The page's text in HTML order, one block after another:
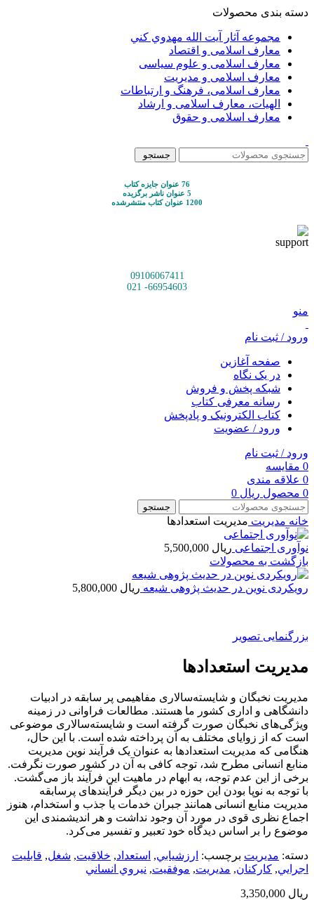
دسته بندی محصولات
مجموعه آثار آيت الله مهدوي كني
معارف اسلامی و اقتصاد
معارف اسلامی و علوم سیاسی
معارف اسلامی و مدیریت
معارف اسلامی، فرهنگ و ارتباطات
الهیات، معارف اسلامی و ارشاد
معارف اسلامی و حقوق
جستجو
76 عنوان جایزه کتاب
5 عنوان ناشر برگزیده
1200 عنوان کتاب منتشرشده
09106067411
66954603- 021
منو
ورود / ثبت نام
صفحه آغازین
در یک نگاه
شبکه پخش و فروش
رسانه معرفی کتاب
کتاب الکترونیک و پادپخش
ورود / عضویت
ورود / ثبت نام
0 مقایسه
0 علاقه مندی
0 محصول ریال
جستجو
خانه مديريت مدیریت استعدادها
نوآوری اجتماعی ریال
بازگشت به محصولات
رویکردی نوین در حدیث پژوهی شیعه ریال
بزرگنمایی تصویر
مدیریت استعدادها
مدیریت نخبگان و شایسته‌سالاری مفاهیمی پر سابقه در ادبیات
دانشگاهی و اداری کشور ما هستند. مطالعات فراوانی در زمینه
ویژگی‌های نخبگان صورت گرفته است و شایسته‌سالاری موضوعی
است که از زوایای مختلف به آن پرداخته شده است. با این حال،
هنگامی که مدیریت استعدادها به عنوان یک فرآیند نوین مدیریت
منابع انسانی مطرح شد، توجه کافی به آن در کشور صورت نگرفت.
برخی از این عدم توجه، به ابهام در ماهیت این فرآیند باز می‌گشت.
با توجه به نوپا بودن این حوزه در بین دیگر فرآیندهای پرسابقه
مدیریت منابع انسانی همانند جبران خدمات یا جذب و استخدام، هنوز
اجماع نظری قوی در مورد آن وجود نداشت و هر اندیشمندی این
موضوع را بر اساس دیدگاه خود تعبیر و تفسیر می‌کرد.
دسته: مديريت برچسب: ارزشيابي, استعداد, خلاقيت, شغل, قابليت
اجرايي, كاركنان, مديريت, موفقيت, نيروي انساني
ریال